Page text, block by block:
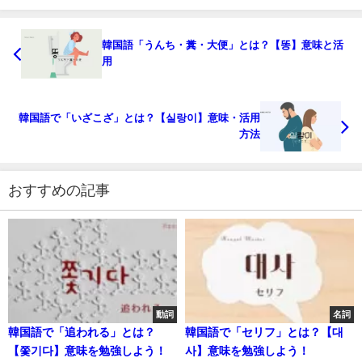
韓国語「うんち・糞・大便」とは？【똥】意味と活
用
韓国語で「いざこざ」とは？【실랑이】意味・活用
方法
おすすめの記事
動詞
韓国語で「追われる」とは？
【쫓기다】意味を勉強しよう！
名詞
韓国語で「セリフ」とは？【대
사】意味を勉強しよう！